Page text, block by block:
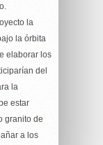
la
la órbita
elaborar los
del
la
estar
granito de
a los